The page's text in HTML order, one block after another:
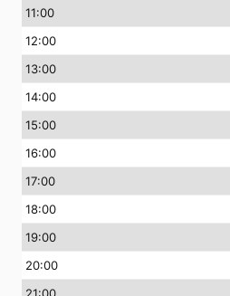
11:00
12:00
13:00
14:00
15:00
16:00
17:00
18:00
19:00
20:00